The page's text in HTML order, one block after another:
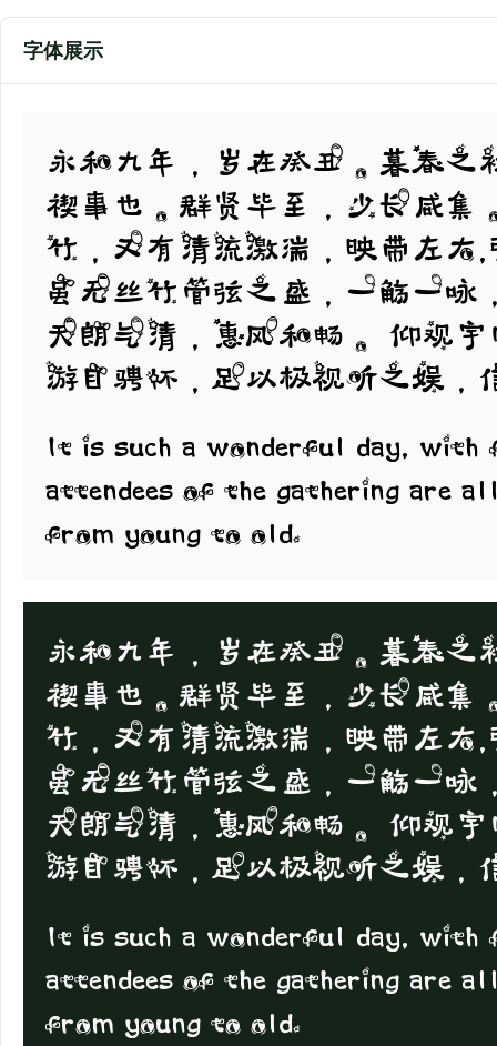
字体展示
永和九年，岁在癸丑。暮春
禊事也。群贤毕至，少长咸集
竹，又有清流激湍，映带左右
虽无丝竹管弦之盛，一觞一
天朗气清，惠风和畅。 仰观
游目骋怀，足以极视听之娱，
It is such a wonderful day, with
attendees of the gathering are
from young to old.
永和九年，岁在癸丑。暮春
禊事也。群贤毕至，少长咸集
竹，又有清流激湍，映带左右
虽无丝竹管弦之盛，一觞一
天朗气清，惠风和畅。 仰观
游目骋怀，足以极视听之娱，
It is such a wonderful day, with
attendees of the gathering are
from young to old.